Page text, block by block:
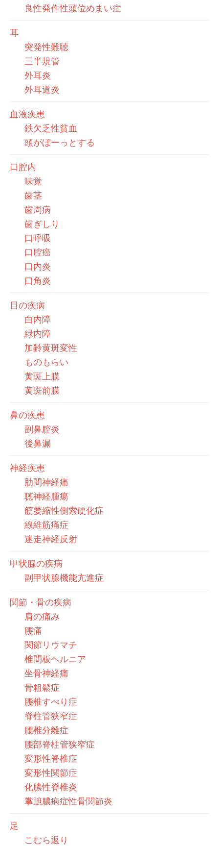
良性発作性頭位めまい症
耳
突発性難聴
三半規管
外耳炎
外耳道炎
血液疾患
鉄欠乏性貧血
頭がぼーっとする
口腔内
味覚
歯茎
歯周病
歯ぎしり
口呼吸
口腔癌
口内炎
口角炎
目の疾病
白内障
緑内障
加齢黄斑変性
ものもらい
黄斑上膜
黄斑前膜
鼻の疾患
副鼻腔炎
後鼻漏
神経疾患
肋間神経痛
聴神経腫瘍
筋萎縮性側索硬化症
線維筋痛症
迷走神経反射
甲状腺の疾病
副甲状腺機能亢進症
関節・骨の疾病
肩の痛み
腰痛
関節リウマチ
椎間板ヘルニア
坐骨神経痛
骨粗鬆症
腰椎すべり症
脊柱管狭窄症
腰椎分離症
腰部脊柱管狭窄症
変形性脊椎症
変形性関節症
化膿性脊椎炎
掌蹠膿疱症性骨関節炎
足
こむら返り